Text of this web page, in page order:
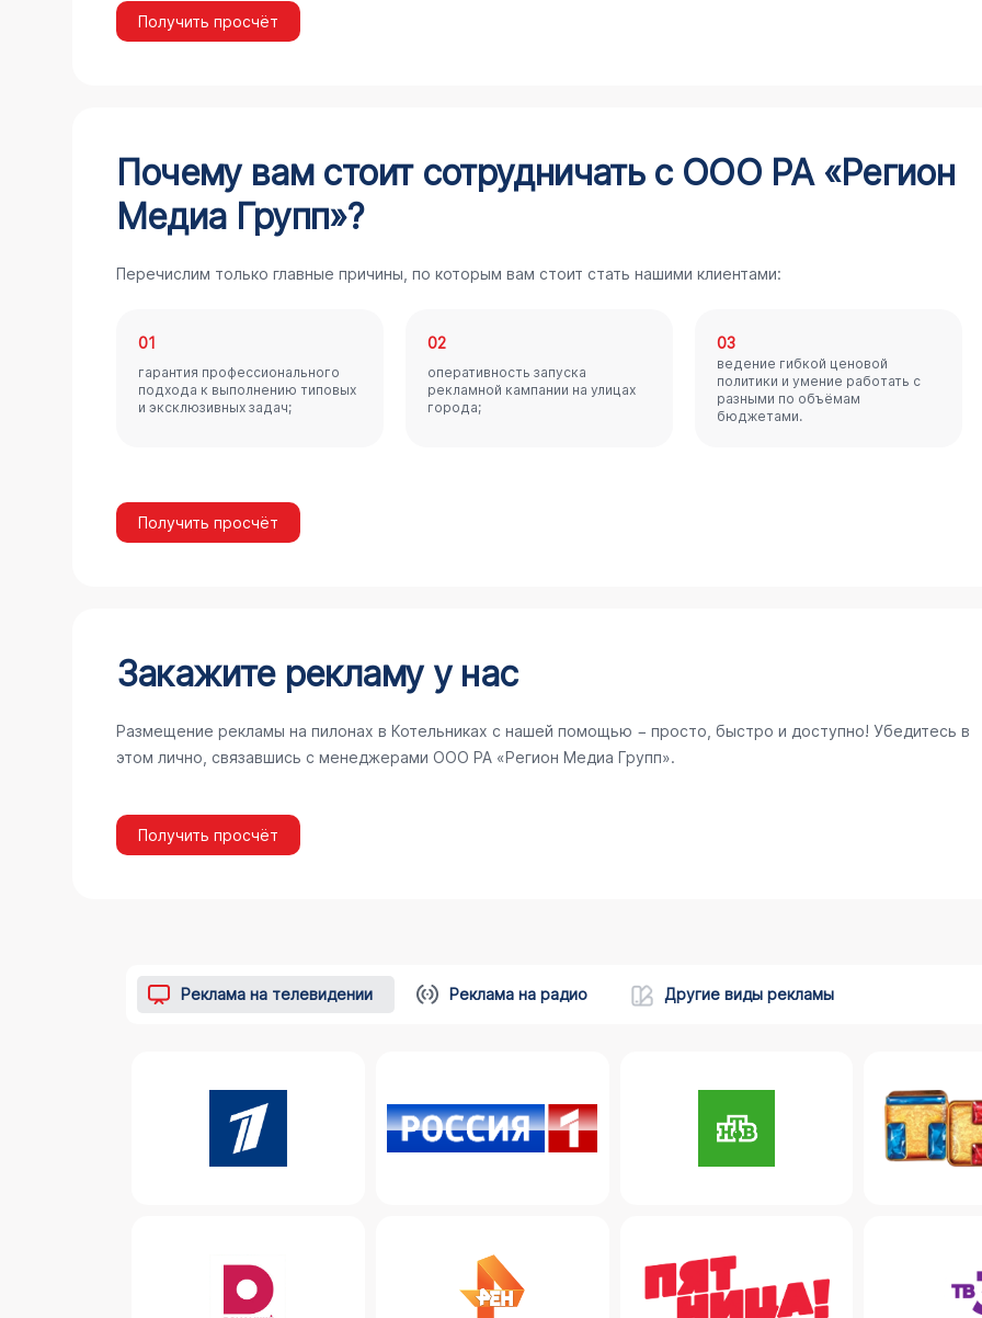
Получить просчёт
Почему вам стоит сотрудничать с ООО РА «Регион
Медиа Групп»?
Перечислим только главные причины, по которым вам стоит стать нашими клиентами:
01
гарантия профессионального
подхода к выполнению типовых
и эксклюзивных задач;
02
оперативность запуска
рекламной кампании на улицах
города;
03
ведение гибкой ценовой
политики и умение работать с
разными по объёмам
бюджетами.
Получить просчёт
Закажите рекламу у нас
Размещение рекламы на пилонах в Котельниках с нашей помощью − просто, быстро и доступно! Убедитесь в
этом лично, связавшись с менеджерами ООО РА «Регион Медиа Групп».
Получить просчёт
Реклама на телевидении Реклама на радио Другие виды рекламы